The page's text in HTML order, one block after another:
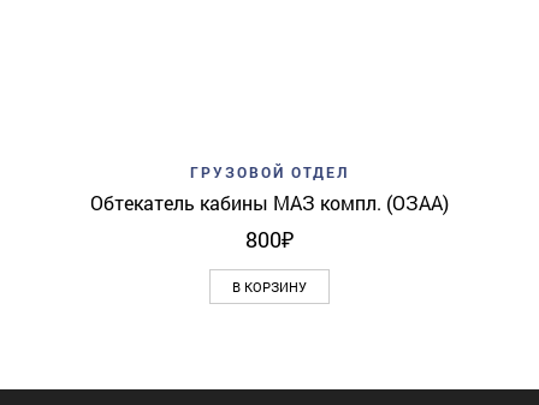
ГРУЗОВОЙ ОТДЕЛ
Обтекатель кабины МАЗ компл. (ОЗАА)
800₽
В КОРЗИНУ